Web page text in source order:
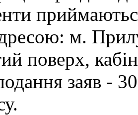
м.
поверх,
заяв -